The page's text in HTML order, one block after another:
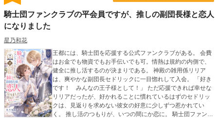
騎士団ファンクラブの平会員ですが、推しの副団長様と恋人
になりました
星乃和花
王都には、騎士団を応援する公式ファンクラブがある。 会費
はお金でも物資でもお手伝いでも可。情熱は規約の内側で、
健全に推し活するのが決まりである。 神殿の雑用係リリア
は、爽やかな副団長セドリックに一目惚れして入会。 「好き
です！ みんなの王子様として！」 ただ応援できれば幸せな
リリアだったが、好かれることに慣れているはずのセドリッ
クは、見返りを求めない彼女の好意に少しずつ惹かれてい
く。 推し活のつもりが、いつの間にか恋に。 騎士団ファンク